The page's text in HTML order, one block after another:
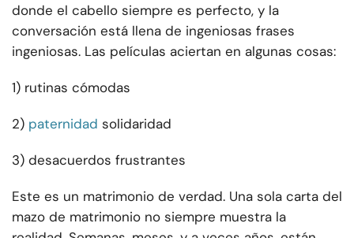
donde el cabello siempre es perfecto, y la
conversación está llena de ingeniosas frases
ingeniosas. Las películas aciertan en algunas cosas:
1) rutinas cómodas
2) paternidad solidaridad
3) desacuerdos frustrantes
Este es un matrimonio de verdad. Una sola carta del
mazo de matrimonio no siempre muestra la